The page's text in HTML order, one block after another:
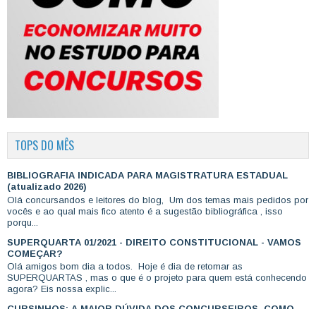
TOPS DO MÊS
BIBLIOGRAFIA INDICADA PARA MAGISTRATURA ESTADUAL
(atualizado 2026)
Olá concursandos e leitores do blog, Um dos temas mais pedidos por
vocês e ao qual mais fico atento é a sugestão bibliográfica , isso
porqu...
SUPERQUARTA 01/2021 - DIREITO CONSTITUCIONAL - VAMOS
COMEÇAR?
Olá amigos bom dia a todos. Hoje é dia de retomar as
SUPERQUARTAS , mas o que é o projeto para quem está conhecendo
agora? Eis nossa explic...